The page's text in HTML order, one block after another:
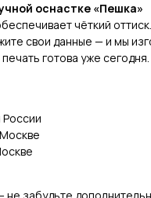
оснастке «Пешка»
чёткий
свои данные — и мы
готова уже сегодня.
России